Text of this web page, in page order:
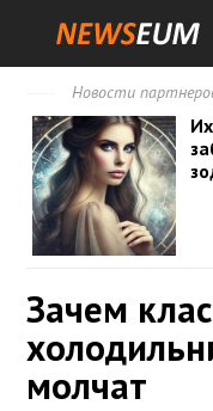
Новости
Зачем
молчат